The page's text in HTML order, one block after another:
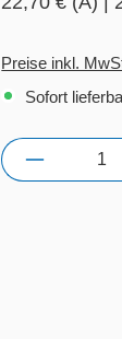
Preise inkl.
Sofort
Anzahl